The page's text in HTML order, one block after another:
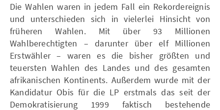
Die Wahlen waren in jedem Fall ein Rekordereignis
und unterschieden sich in vielerlei Hinsicht von
früheren Wahlen. Mit über 93 Millionen
Wahlberechtigten – darunter über elf Millionen
Erstwähler – waren es die bisher größten und
teuersten Wahlen des Landes und des gesamten
afrikanischen Kontinents. Außerdem wurde mit der
Kandidatur Obis für die LP erstmals das seit der
Demokratisierung 1999 faktisch bestehende